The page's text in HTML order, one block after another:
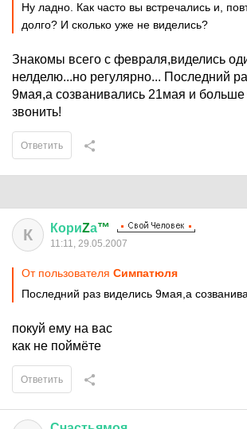
Ну ладно. Как часто вы встречались и,
долго? И сколько уже не виделись?
Знакомы всего с февраля,виделись
нелделю...но регулярно... Последний
9мая,а созванивались 21мая и больше
звонить!
Ответить
К КориZа™
11:11, 29.05.2007
От пользователя Симпатюля
Последний раз виделись 9мая,а
покуй ему на вас
как не поймёте
Ответить